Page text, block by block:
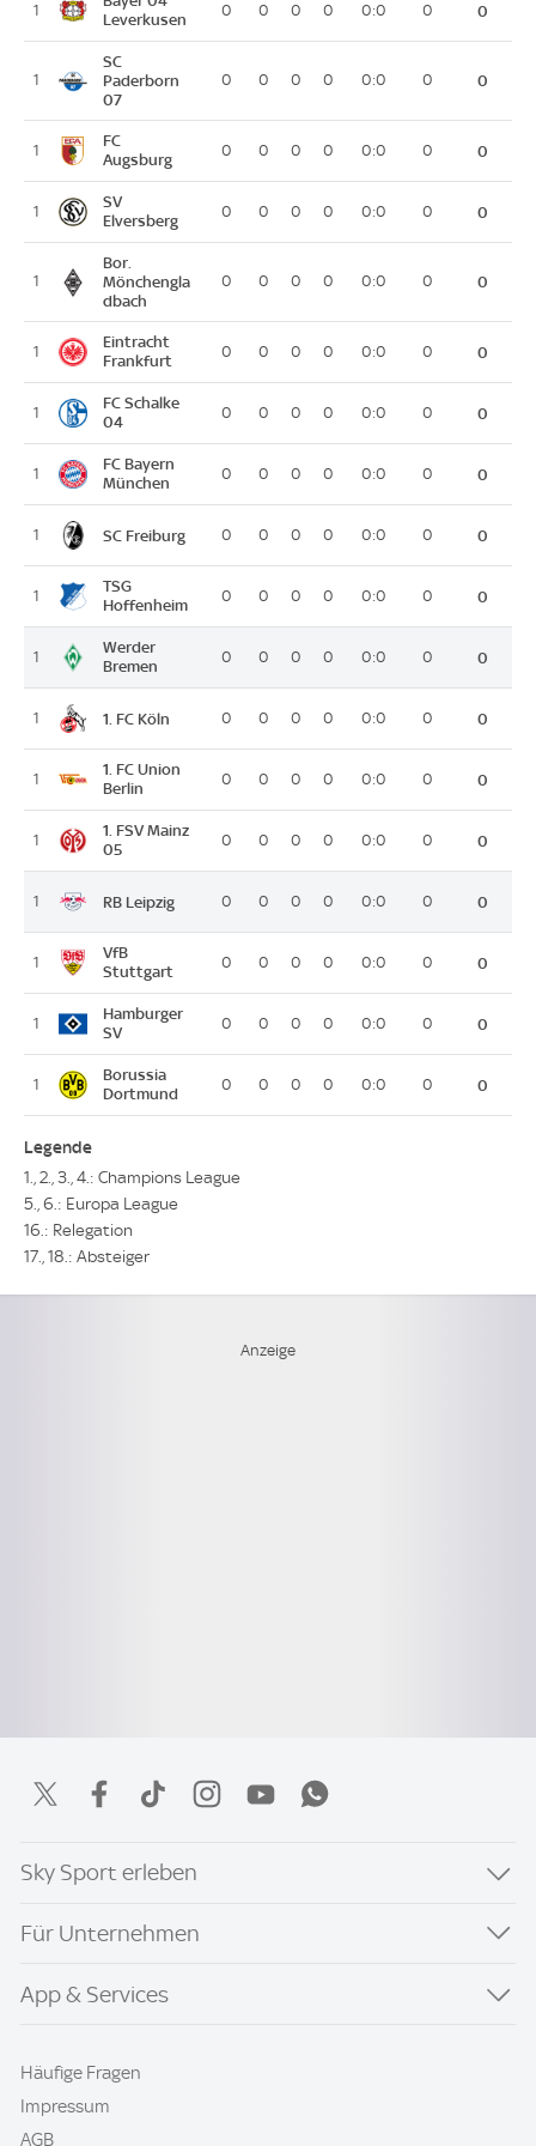
1
Leverkusen
0 0 0 0 0:0 0 0
1
SC
Paderborn
07
0 0 0 0 0:0 0 0
1
FC
Augsburg
0 0 0 0 0:0 0 0
1
SV
Elversberg
0 0 0 0 0:0 0 0
1
Bor.
Mönchengla
dbach
0 0 0 0 0:0 0 0
1
Eintracht
Frankfurt
0 0 0 0 0:0 0 0
1
FC Schalke
04
0 0 0 0 0:0 0 0
1
FC Bayern
München
0 0 0 0 0:0 0 0
1 SC Freiburg 0 0 0 0 0:0 0 0
1
TSG
Hoffenheim
0 0 0 0 0:0 0 0
1
Werder
Bremen
0 0 0 0 0:0 0 0
1 1. FC Köln 0 0 0 0 0:0 0 0
1
1. FC Union
Berlin
0 0 0 0 0:0 0 0
1
1. FSV Mainz
05
0 0 0 0 0:0 0 0
1 RB Leipzig 0 0 0 0 0:0 0 0
1
VfB
Stuttgart
0 0 0 0 0:0 0 0
1
Hamburger
SV
0 0 0 0 0:0 0 0
1
Borussia
Dortmund
0 0 0 0 0:0 0 0
Legende
1., 2., 3., 4.: Champions League
5., 6.: Europa League
16.: Relegation
17., 18.: Absteiger
Sky Sport erleben
Für Unternehmen
App & Services
Häufige Fragen
Impressum
AGB